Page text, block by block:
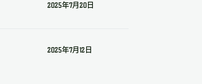
2025年7月20日
2025年7月12日